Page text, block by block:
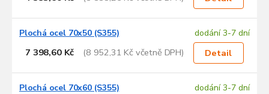
Plochá ocel 70x50 (S355) dodání 3-7 dní
7 398,60 Kč (8 952,31 Kč včetně DPH) Detail
Plochá ocel 70x60 (S355) dodání 3-7 dní